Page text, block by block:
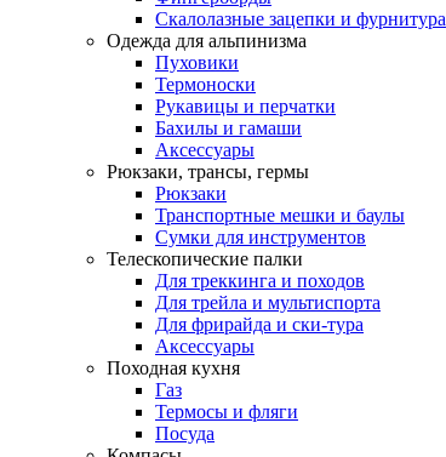
Скалолазные зацепки и фурнитура
Одежда для альпинизма
Пуховики
Термоноски
Рукавицы и перчатки
Бахилы и гамаши
Аксессуары
Рюкзаки, трансы, гермы
Рюкзаки
Транспортные мешки и баулы
Сумки для инструментов
Телескопические палки
Для треккинга и походов
Для трейла и мультиспорта
Для фрирайда и ски-тура
Аксессуары
Походная кухня
Газ
Термосы и фляги
Посуда